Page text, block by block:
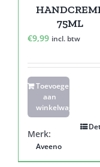
75ML
€9,99 incl. btw
Toevoegen
aan
winkelwagen
Merk:
Aveeno